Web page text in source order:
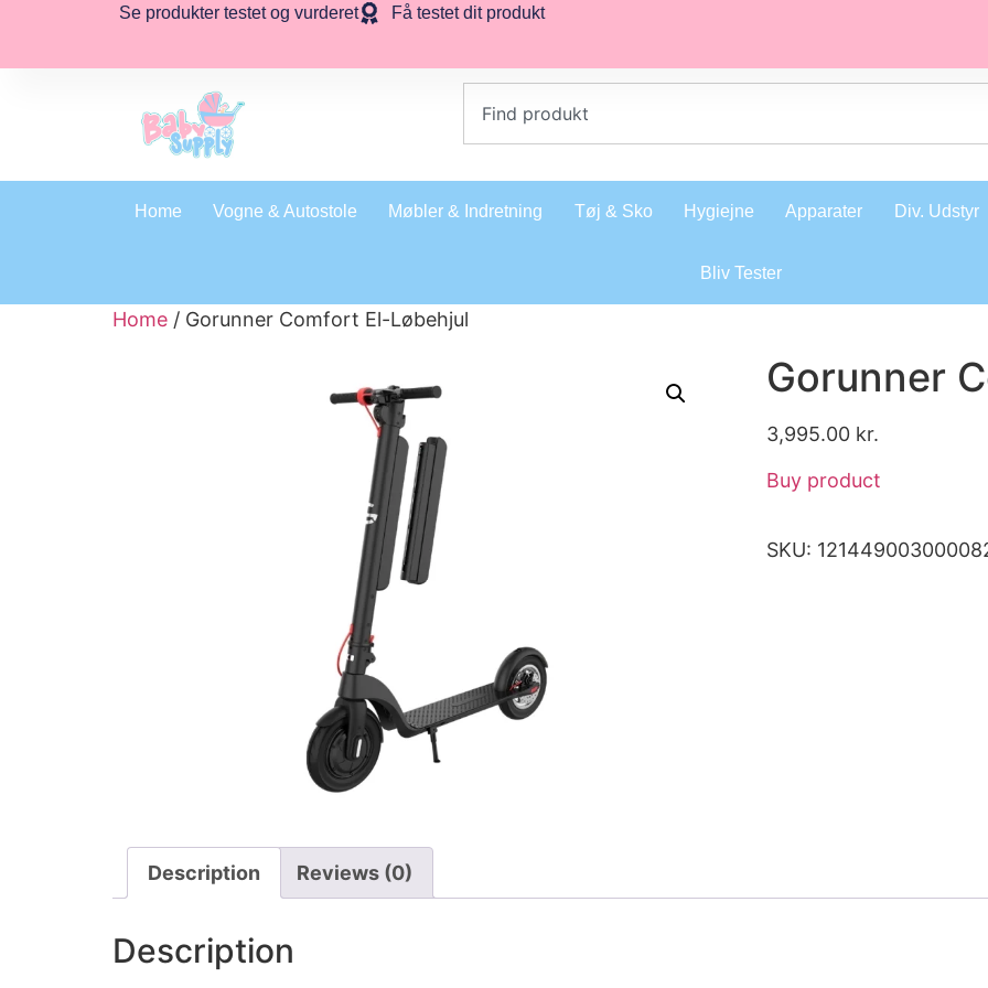
Se produkter testet og vurderet Få testet dit produkt
Home Vogne & Autostole Møbler & Indretning Tøj & Sko Hygiejne Apparater Div. Udstyr
Bliv Tester
Home / Gorunner Comfort El-Løbehjul
Gorunner
3,995.00 kr.
Buy product
SKU:
Description Reviews (0)
Description